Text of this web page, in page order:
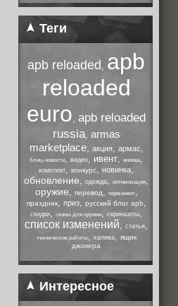
Теги
apb reloaded , apb
reloaded
euro, apb reloaded
russia, armas
marketplace, акция, армас,
блиц-новости, видео, ивент, иннова,
комплект, конкурс, новинка,
обновление, одежда, оптимизация,
оружие, перевод, перманент,
праздник, приз, русский блог apb,
скидки, скины для оружия, скриншоты,
список изменений, статья,
технические работы, халява, ящик
джокера
Интересное